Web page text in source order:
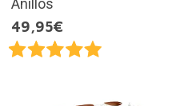
Anillos
49,95€